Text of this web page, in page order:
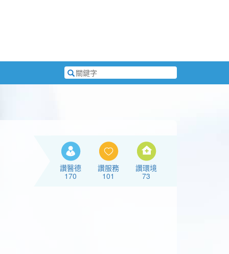
搜
尋
讚醫德
170
讚服務
101
讚環境
73